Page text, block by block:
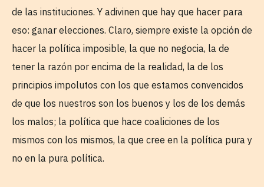
de las instituciones. Y adivinen que hay que hacer para
eso: ganar elecciones. Claro, siempre existe la opción de
hacer la política imposible, la que no negocia, la de
tener la razón por encima de la realidad, la de los
principios impolutos con los que estamos convencidos
de que los nuestros son los buenos y los de los demás
los malos; la política que hace coaliciones de los
mismos con los mismos, la que cree en la política pura y
no en la pura política.